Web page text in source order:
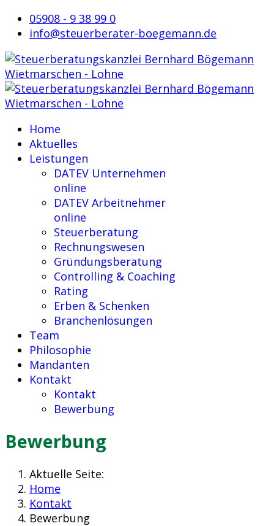
05908 - 9 38 99 0
info@steuerberater-boegemann.de
Home
Aktuelles
Leistungen
DATEV Unternehmen
online
DATEV Arbeitnehmer
online
Steuerberatung
Rechnungswesen
Gründungsberatung
Controlling & Coaching
Rating
Erben & Schenken
Branchenlösungen
Team
Philosophie
Mandanten
Kontakt
Kontakt
Bewerbung
Bewerbung
Aktuelle Seite:
Home
Kontakt
Bewerbung